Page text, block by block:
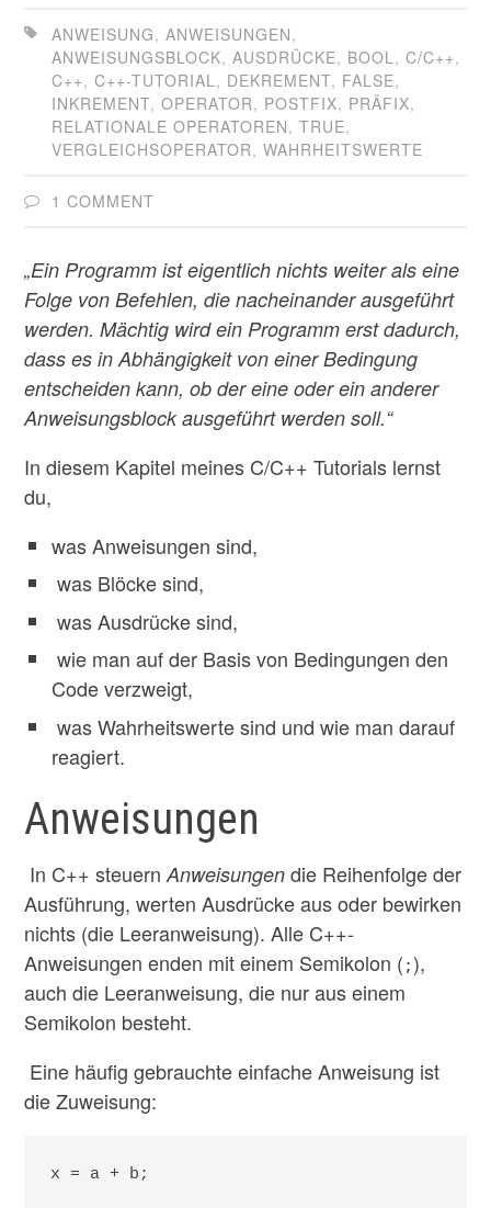
ANWEISUNG,ANWEISUNGEN,
ANWEISUNGSBLOCK,AUSDRÜCKE, BOOL ,C/C++,
C++,C++-TUTORIAL , DEKREMENT, FALSE,
INKREMENT,OPERATOR, POSTFIX, PRÄFIX,
RELATIONALE OPERATOREN,TRUE,
VERGLEICHSOPERATOR,WAHRHEITSWERTE
1 COMMENT
„Ein Programm ist eigentlich nichts weiter als eine
Folge von Befehlen, die nacheinander ausgeführt
werden. Mächtig wird ein Programm erst dadurch,
dass es in Abhängigkeit von einer Bedingung
entscheiden kann, ob der eine oder ein anderer
Anweisungsblock ausgeführt werden soll.“
In diesem Kapitel meines C/C++ Tutorials lernst
du,
was Anweisungen sind,
was Blöcke sind,
was Ausdrücke sind,
wie man auf der Basis von Bedingungen den
Code verzweigt,
was Wahrheitswerte sind und wie man darauf
reagiert.
Anweisungen
In C++ steuernAnweisungen die Reihenfolge der
Ausführung, werten Ausdrücke aus oder bewirken
nichts (die Leeranweisung). Alle C++-
Anweisungen enden mit einem Semikolon ( ; ),
auch die Leeranweisung, die nur aus einem
Semikolon besteht.
Eine häufig gebrauchte einfache Anweisung ist
die Zuweisung:
x = a + b;